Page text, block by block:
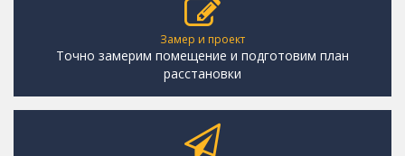
Замер и проект
Точно замерим помещение и подготовим план
расстановки